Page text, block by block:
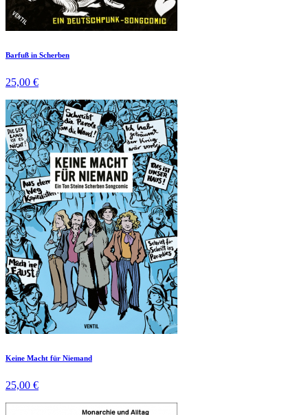
Barfuß in Scherben
25,00 €
Keine Macht für Niemand
25,00 €